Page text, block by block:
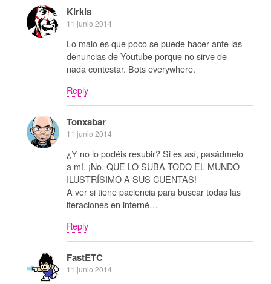
Kirkis
11 junio 2014
Lo malo es que poco se puede hacer ante las
denuncias de Youtube porque no sirve de
nada contestar. Bots everywhere.
Reply
Tonxabar
11 junio 2014
¿Y no lo podéis resubir? Si es así, pasádmelo
a mí. ¡No, QUE LO SUBA TODO EL MUNDO
ILUSTRÍSIMO A SUS CUENTAS!
A ver si tiene paciencia para buscar todas las
iteraciones en interné…
Reply
FastETC
11 junio 2014